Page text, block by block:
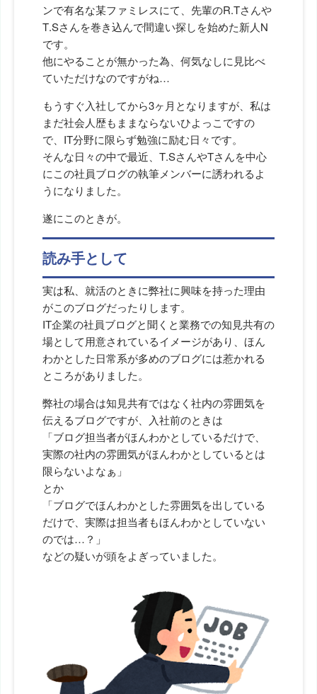
ンで有名な某ファミレスにて、先輩のR.Tさんや
T.Sさんを巻き込んで間違い探しを始めた新人N
です。
他にやることが無かった為、何気なしに見比べ
ていただけなのですがね…
もうすぐ入社してから3ヶ月となりますが、私は
まだ社会人歴もままならないひよっこですの
で、IT分野に限らず勉強に励む日々です。
そんな日々の中で最近、T.SさんやTさんを中心
にこの社員ブログの執筆メンバーに誘われるよ
うになりました。
遂にこのときが。
読み手として
実は私、就活のときに弊社に興味を持った理由
がこのブログだったりします。
IT企業の社員ブログと聞くと業務での知見共有の
場として用意されているイメージがあり、ほん
わかとした日常系が多めのブログには惹かれる
ところがありました。
弊社の場合は知見共有ではなく社内の雰囲気を
伝えるブログですが、入社前のときは
「ブログ担当者がほんわかとしているだけで、
実際の社内の雰囲気がほんわかとしているとは
限らないよなぁ」
とか
「ブログでほんわかとした雰囲気を出している
だけで、実際は担当者もほんわかとしていない
のでは…？」
などの疑いが頭をよぎっていました。